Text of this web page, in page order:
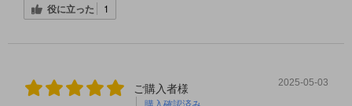
役に立った 1
ご購入者様 2025-05-03